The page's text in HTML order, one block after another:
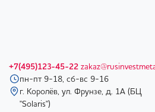
+7(495)123-45-22
пн-пт 9-18, сб-вс 9-16
г. Королёв, ул. Фрунзе, д. 1А (БЦ
"Solaris")